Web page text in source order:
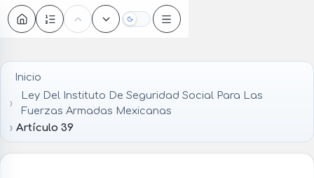
Oscuro
Inicio
Ley Del Instituto De Seguridad Social Para Las
Fuerzas Armadas Mexicanas
Artículo 39